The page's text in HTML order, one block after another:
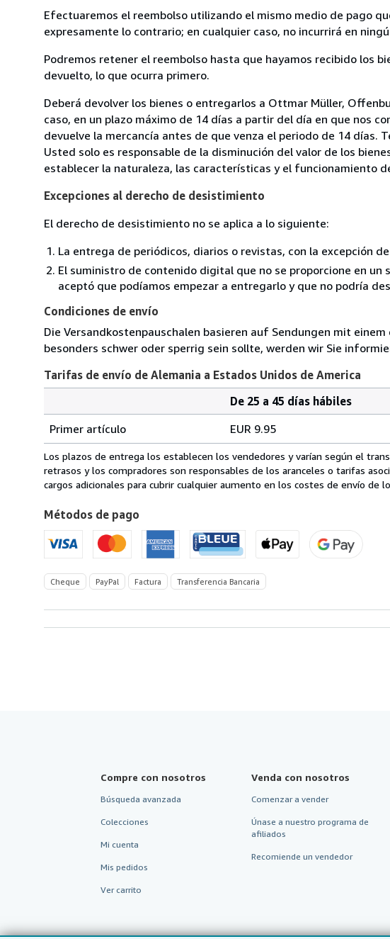
Efectuaremos el reembolso utilizando el mismo medio de pago
expresamente lo contrario; en cualquier caso, no incurrirá en
Podremos retener el reembolso hasta que hayamos recibido los
devuelto, lo que ocurra primero.
Deberá devolver los bienes o entregarlos a Ottmar Müller,
caso, en un plazo máximo de 14 días a partir del día en que nos
devuelve la mercancía antes de que venza el periodo de 14 días.
Usted solo es responsable de la disminución del valor de los
establecer la naturaleza, las características y el funcionamiento
Excepciones al derecho de desistimiento
El derecho de desistimiento no se aplica a lo siguiente:
La entrega de periódicos, diarios o revistas, con la excepción
El suministro de contenido digital que no se proporcione en un
aceptó que podíamos empezar a entregarlo y que no podría
Condiciones de envío
Die Versandkostenpauschalen basieren auf Sendungen mit
besonders schwer oder sperrig sein sollte, werden wir Sie
Tarifas de envío de Alemania a Estados Unidos de America
de
envío
de
Alemania
Estados
Unidos
de
America
pedido
De 25 a 45 días hábiles
Primer artículo
EUR 9.95
Los plazos de entrega los establecen los vendedores y varían según el
retrasos y los compradores son responsables de los aranceles o tarifas
cargos adicionales para cubrir cualquier aumento en los costes de envío de
Métodos de pago
Cheque PayPal Factura Transferencia Bancaria
Compre con nosotros
Búsqueda avanzada
Colecciones
Mi cuenta
Mis pedidos
Ver carrito
Venda con nosotros
Comenzar a vender
Únase a nuestro programa de
afiliados
Recomiende un vendedor